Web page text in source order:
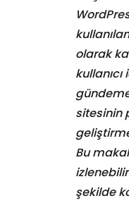
olarak
sitesinin
Bu
şekilde